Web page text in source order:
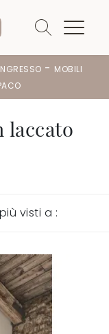
- MOBILI
visti a :